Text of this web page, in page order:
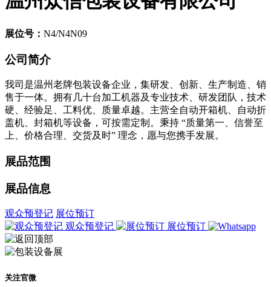
展位号： N4/N4N09
公司简介
我司是温州老牌包装设备企业，集研发、创新、生产制造、销
售于一体。拥有几十台加工机器及专业技术、研发团队，技术
硬、经验足、工料优、质量卓越。主营全自动开箱机、自动折
盖机、封箱机等设备，可按需定制。秉持 “质量第一、信誉至
上、价格合理、交货及时” 理念，愿与您携手发展。
展品范围
展品信息
观众预登记 展位预订
观众预登记
展位预订
关注官微